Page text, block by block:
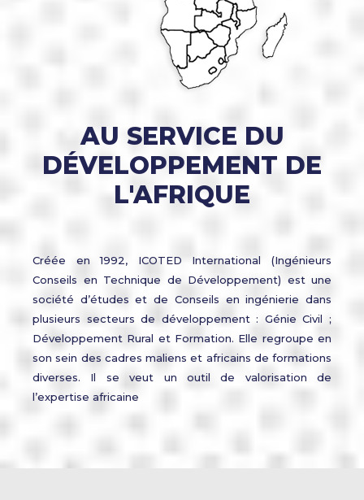
AU SERVICE DU
DÉVELOPPEMENT DE
L'AFRIQUE
Créée en 1992, ICOTED International (Ingénieurs
Conseils en Technique de Développement) est une
société d’études et de Conseils en ingénierie dans
plusieurs secteurs de développement : Génie Civil ;
Développement Rural et Formation. Elle regroupe en
son sein des cadres maliens et africains de formations
diverses. Il se veut un outil de valorisation de
l’expertise africaine